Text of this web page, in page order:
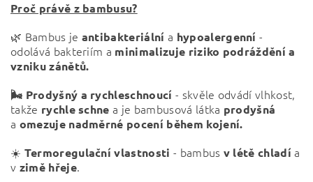
Proč právě z bambusu?
🌿 Bambus je antibakteriální a hypoalergenní -
odolává bakteriím a minimalizuje riziko podráždění a
vzniku zánětů.
🌬️ Prodyšný a rychleschnoucí - skvěle odvádí vlhkost,
takže rychle schne a je bambusová látka prodyšná
a omezuje nadměrné pocení během kojení.
☀️ Termoregulační vlastnosti - bambus v létě chladí a
v zimě hřeje.